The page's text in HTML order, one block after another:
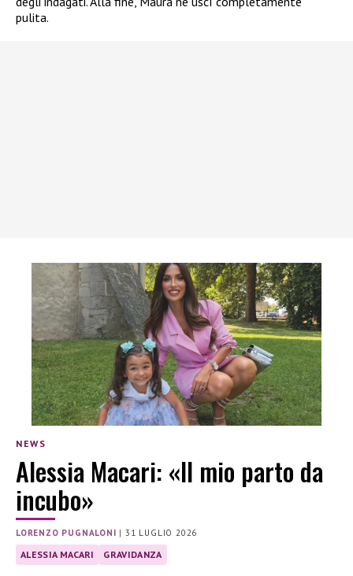
pulita.
NEWS
Alessia Macari: «Il mio parto da
incubo»
LORENZO PUGNALONI |31 LUGLIO 2026
ALESSIA MACARI GRAVIDANZA